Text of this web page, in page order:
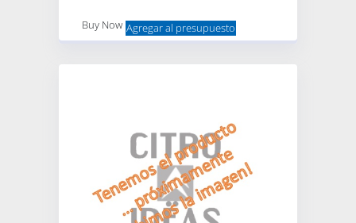
Buy Now Agregar al presupuesto